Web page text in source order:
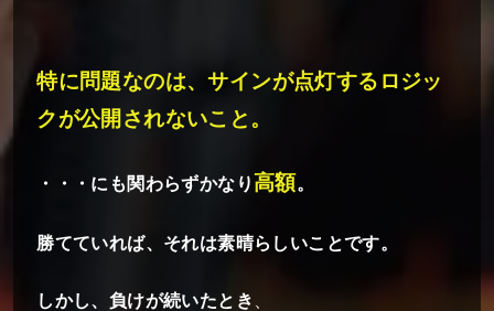
特に問題なのは、サインが点灯するロジッ
クが公開されないこと。
・・・にも関わらずかなり高額。
勝てていれば、それは素晴らしいことです。
しかし、負けが続いたとき